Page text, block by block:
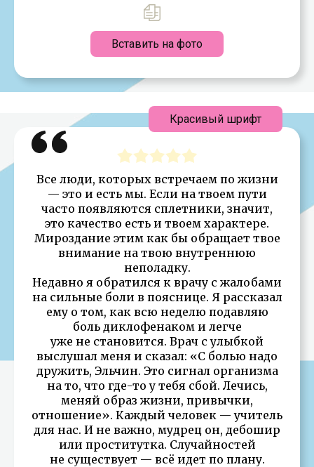
Вставить на фото
Все люди, которых встречаем по жизни
— это и есть мы. Если на твоем пути
часто появляются сплетники, значит,
это качество есть и твоем характере.
Мироздание этим как бы обращает твое
внимание на твою внутреннюю
неполадку.
Недавно я обратился к врачу с жалобами
на сильные боли в пояснице. Я рассказал
ему о том, как всю неделю подавляю
боль диклофенаком и легче
уже не становится. Врач с улыбкой
выслушал меня и сказал: «С болью надо
дружить, Эльчин. Это сигнал организма
на то, что где-то у тебя сбой. Лечись,
меняй образ жизни, привычки,
отношение». Каждый человек — учитель
для нас. И не важно, мудрец он, дебошир
или проститутка. Случайностей
не существует — всё идет по плану.
Красивый шрифт